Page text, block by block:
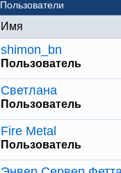
Пользователи
Имя
shimon_bn
Пользователь
Светлана
Пользователь
Fire Metal
Пользователь